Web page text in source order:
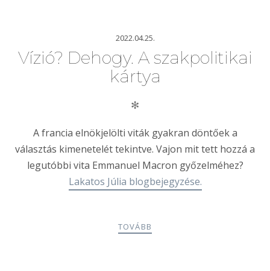
2022.04.25.
Vízió? Dehogy. A szakpolitikai
kártya
✻
A francia elnökjelölti viták gyakran döntőek a
választás kimenetelét tekintve. Vajon mit tett hozzá a
legutóbbi vita Emmanuel Macron győzelméhez?
Lakatos Júlia blogbejegyzése.
TOVÁBB